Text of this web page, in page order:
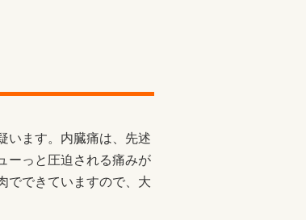
います。内臓痛は、先述
ーっと圧迫される痛みが
でできていますので、大